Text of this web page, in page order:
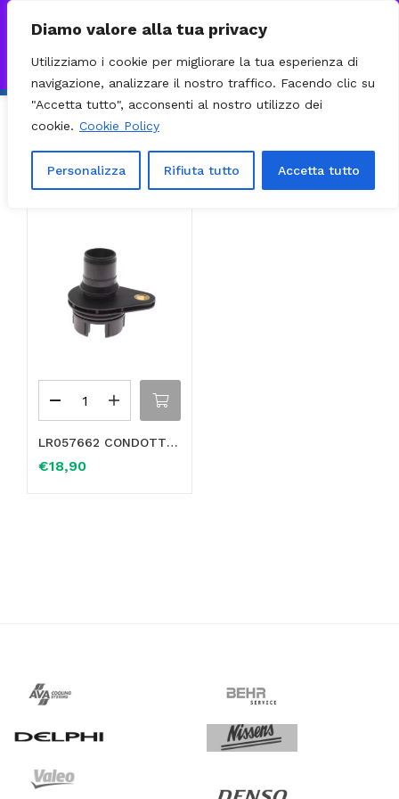
Diamo valore alla tua privacy
Utilizziamo i cookie per migliorare la tua esperienza di
navigazione, analizzare il nostro traffico. Facendo clic su
"Accetta tutto", acconsenti al nostro utilizzo dei
cookie. Cookie Policy
Personalizza Rifiuta tutto Accetta tutto
VISITA IL NOSTRO E-COMMERCE – SPEDIZIONI NAZIONALI E
INVIATE CON CORRIERE DHL EXPRESS - BRT - UPSIgnora
Visualizzazione del risultato
Filter
LR057662 CONDOTTO GAS DI SCARICO VALVOLA EGR LAND ROVER – JAGUAR
€18,90